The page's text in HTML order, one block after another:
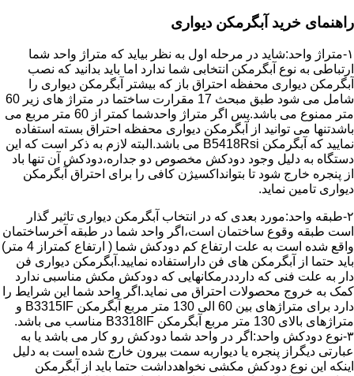
راهنمای خرید آبگرمکن دیواری
۱-متراژ واحد:شاید در مرحله اول به نظر بیاید که متراژ واحد شما
ارتباطی به نوع آبگرمکن انتخابی شما ندارد اما باید بدانید که نصب
آبگرمکن دیواری محفظه احتراق باز که بیشتر آبگرمکن دیواری را
شامل می شود طبق مبحث 17 مقرارت ساختما در متراژ های زیر 60
متر ممنوع می باشد.پس اگر متراژ واحدشما کمتر از 60 متر مربع می
باشدتنها می توانید از آبگرمکن دیواری محفظه احتراق بسته استفاده
نمایید که آبگرمکن B5418Rsi می باشد.البته لازم به ذکر است که این
دستگاه به دلیل وجود دودکش مخصوص دو جداره،دودکش آن تنها باد
از پنجره خارج شود تا بتوانداکسیژن کافی را برای احتراق آبگرمکن
دیواری تامین نماید.
۲-طبقه واحد:مورد بعدی که در انتخاب آبگرمکن دیواری تاثیر گذار
است طبقه وقوع ساختمان است،اگر واحد شما در طبقه آخرساختمان
واقع شده است به علت ارتفاع کم دودکش شما ( ارتفاع کمتراز 4 متر)
باید حتما از آبگرمکن های فن داراستفاده نمایید.آبگرمکن دیواری فن
دار به علت فنی که دارددرمکانهایی که دودکش مکش مناسبی ندارد
کمک به خروج محصولات احتراق می نماید.اگر واحد شما این شرایط را
دارد برای متراژهای بین 60 الی 130 متر مربع آبگرمکن B3315IF و
متراژهای بالای 130 متر مربع آبگرمکن B3318IF مناسب می باشد.
۳-نوع دودکش واحد:اگر در واحد شما دودکش رو کار می باشد یا به
عبارتی دیگراز پنجره یا دیواربه سمت بیرون خارج شده است به دلیل
اینکه این نوع دودکش مکشی نخواهدداشت حتما باید از آبگرمکن